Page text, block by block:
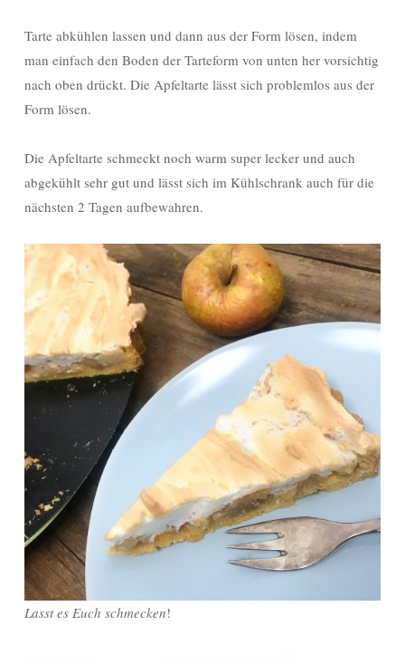
Tarte abkühlen lassen und dann aus der Form lösen, indem
man einfach den Boden der Tarteform von unten her vorsichtig
nach oben drückt. Die Apfeltarte lässt sich problemlos aus der
Form lösen.
Die Apfeltarte schmeckt noch warm super lecker und auch
abgekühlt sehr gut und lässt sich im Kühlschrank auch für die
nächsten 2 Tagen aufbewahren.
Lasst es Euch schmecken!